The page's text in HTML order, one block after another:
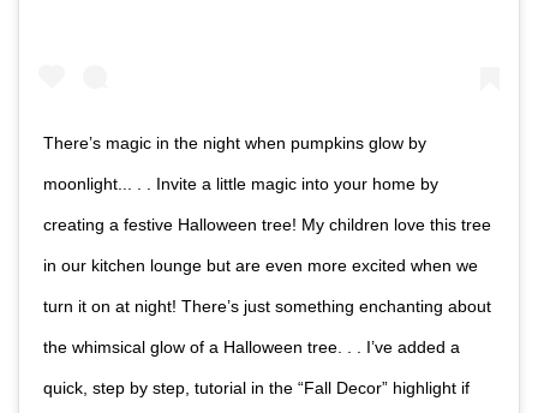
There’s magic in the night when pumpkins glow by
moonlight... . . Invite a little magic into your home by
creating a festive Halloween tree! My children love this tree
in our kitchen lounge but are even more excited when we
turn it on at night! There’s just something enchanting about
the whimsical glow of a Halloween tree. . . I’ve added a
quick, step by step, tutorial in the “Fall Decor” highlight if